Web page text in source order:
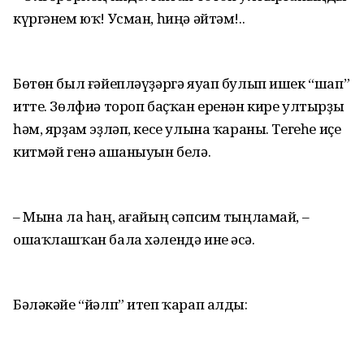
күргәнем юҡ! Усман, һиңә әйтәм!..
Бөтөн был ғәйепләүҙәргә яуап булып ишек “шап”
итте. Зөлфиә тороп баҫҡан еренән кире ултырҙы
һәм, ярҙам эҙләп, кесе улына ҡараны. Тегеһе иҫе
китмәй генә ашаныуын белә.
– Мына ла һаң, ағайың сәпсим тыңламай, –
ошаҡлашҡан бала хәлендә ине әсә.
Бәләкәйе “йәлп” итеп ҡарап алды: